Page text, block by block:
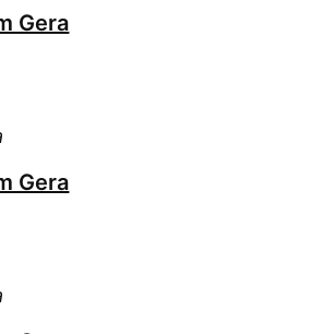
Gera
Gera